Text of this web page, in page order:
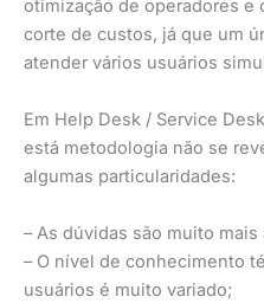
otimização de operadores e
corte de custos, já que um
atender vários usuários
Em Help Desk / Service
está metodologia não se
algumas particularidades:
– As dúvidas são muito mais
– O nível de conhecimento
usuários é muito variado;